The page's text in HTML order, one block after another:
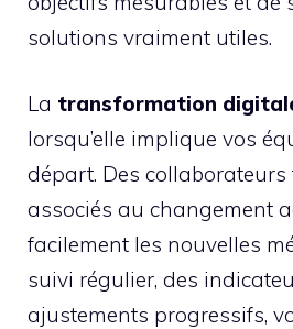
solutions vraiment utiles.
La transformation
lorsqu’elle implique vos
départ. Des collaborateurs
associés au changement
facilement les nouvelles
suivi régulier, des
ajustements progressifs,